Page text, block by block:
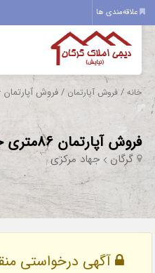
علاقه‌مندی ها
خانه /فروش آپارتمان / فروش آپارتمان 86متری جهاد مرکزی
فروش آپارتمان 86متری جهاد مرکزی
گرگان جهاد مرکزی
آگهی درخواستی